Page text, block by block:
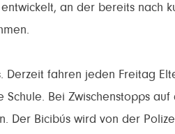
entwickelt, an der bereits nach
Derzeit fahren jeden Freitag
Bei Zwischenstopps auf
Der Bicibús wird von der